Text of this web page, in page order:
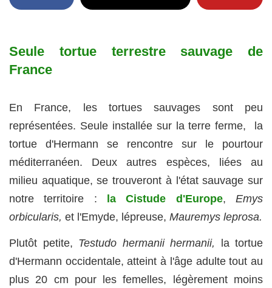
Seule tortue terrestre sauvage de
France
En France, les tortues sauvages sont peu
représentées. Seule installée sur la terre ferme, la
tortue d'Hermann se rencontre sur le pourtour
méditerranéen. Deux autres espèces, liées au
milieu aquatique, se trouveront à l'état sauvage sur
notre territoire :
la Cistude d'Europe,Emys
orbicularis, et l'Emyde, lépreuse, Mauremys leprosa.
Plutôt petite, Testudo hermanii hermanii, la tortue
d'Hermann occidentale, atteint à l'âge adulte tout au
plus 20 cm pour les femelles, légèrement moins